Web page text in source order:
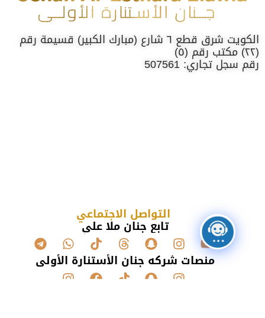
الكويت شرق قطع ٦ شارع (مبارك الكبير) قسيمة رقم
(٢٢) مكتب رقم (٥)
رقم سجل تجاري: 507561
التواصل الاجتماعي
تابع جنان ملا علي
منصات شركه جنان الأستنارة الأولى